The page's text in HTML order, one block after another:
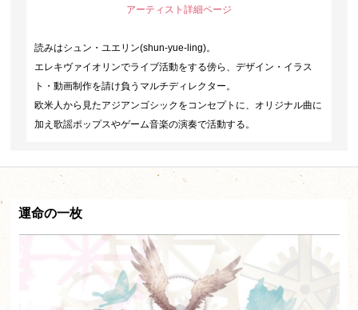
アーティスト詳細ページ
読みはシュン・ユエリン(shun-yue-ling)。
エレキヴァイオリンでライブ活動をする傍ら、デザイン・イラス
ト・動画制作を請け負うマルチディレクター。
欧米人から見たアジアンゴシックをコンセプトに、オリジナル曲に
加え歌謡ポップスやゲーム音楽の演奏で活動する。
運命の一枚